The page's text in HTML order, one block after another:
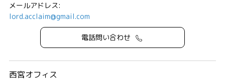
メールアドレス:
lord.acclaim@gmail.com
電話問い合わせ
西宮オフィス